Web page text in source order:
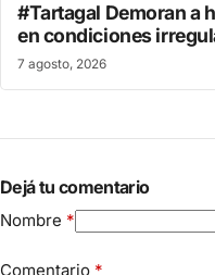
#Tartagal Demoran a
en condiciones
7 agosto, 2026
Dejá tu comentario
Nombre *
Comentario *